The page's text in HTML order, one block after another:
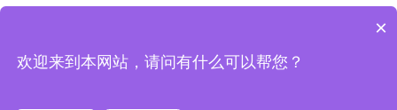
×
欢迎来到本网站，请问有什么可以帮您？